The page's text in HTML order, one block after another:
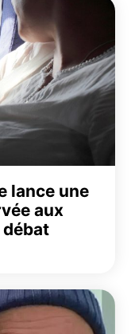
lance une
aux